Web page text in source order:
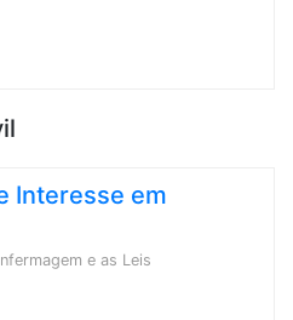
Interesse em
e as Leis